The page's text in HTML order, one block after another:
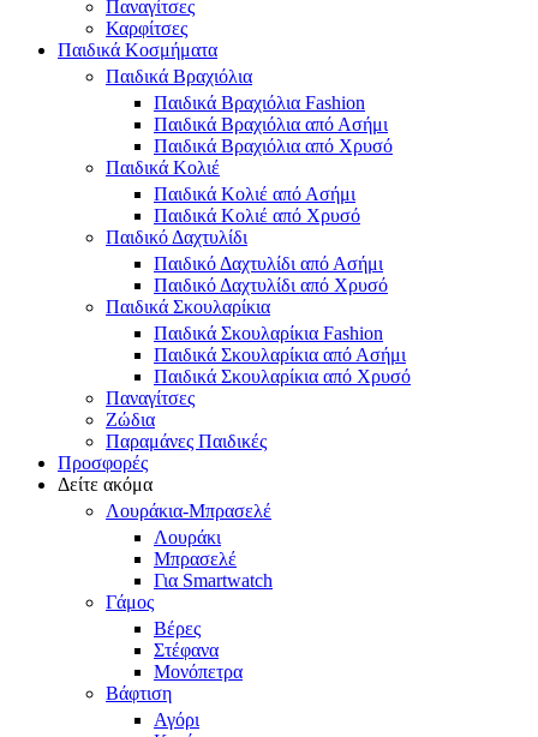
Παναγίτσες
Καρφίτσες
Παιδικά Κοσμήματα
Παιδικά Βραχιόλια
Παιδικά Βραχιόλια Fashion
Παιδικά Βραχιόλια από Ασήμι
Παιδικά Βραχιόλια από Χρυσό
Παιδικά Κολιέ
Παιδικά Κολιέ από Ασήμι
Παιδικά Κολιέ από Χρυσό
Παιδικό Δαχτυλίδι
Παιδικό Δαχτυλίδι από Ασήμι
Παιδικό Δαχτυλίδι από Χρυσό
Παιδικά Σκουλαρίκια
Παιδικά Σκουλαρίκια Fashion
Παιδικά Σκουλαρίκια από Ασήμι
Παιδικά Σκουλαρίκια από Χρυσό
Παναγίτσες
Ζώδια
Παραμάνες Παιδικές
Προσφορές
Δείτε ακόμα
Λουράκια-Μπρασελέ
Λουράκι
Μπρασελέ
Για Smartwatch
Γάμος
Βέρες
Στέφανα
Μονόπετρα
Βάφτιση
Αγόρι